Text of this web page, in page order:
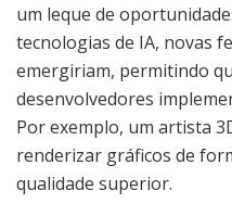
um leque de
tecnologias de IA, novas
emergiriam, permitindo
desenvolvedores
Por exemplo, um artista
renderizar gráficos de
qualidade superior.